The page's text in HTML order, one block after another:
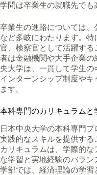
学問は卒業生の就職先でも
卒業生の進路については
など多岐にわたります。特
官、検察官として活躍す
者は金融機関や大手企業
央大学は、一貫して学生の
インターンシップ制度や
ます。
本科専門のカリキュラムと
日本中央大学の本科専門
実践的なスキルを提供す
カリキュラムは、学際的
な学習と実地経験のバラ
学部では、経済理論の学